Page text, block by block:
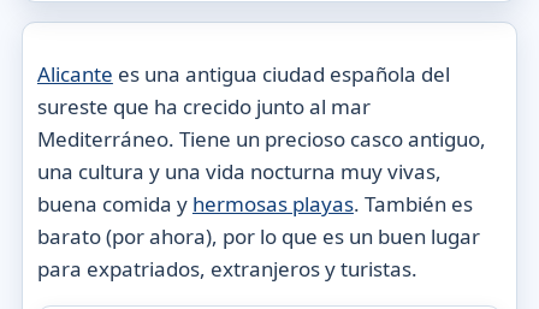
Alicante es una antigua ciudad española del
sureste que ha crecido junto al mar
Mediterráneo. Tiene un precioso casco antiguo,
una cultura y una vida nocturna muy vivas,
buena comida y hermosas playas. También es
barato (por ahora), por lo que es un buen lugar
para expatriados, extranjeros y turistas.